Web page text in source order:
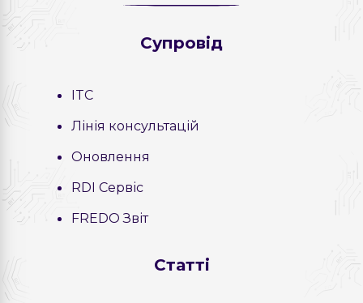
Cупровід
ITC
Лінія консультацій
Оновлення
RDI Сервіс
FREDO Звіт
Статті